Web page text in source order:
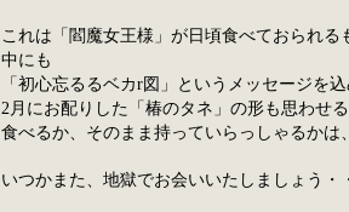
これは「閻魔女王様」が日頃食べておられ
中にも
「初心忘るるベカr図」というメッセージを
2月にお配りした「椿のタネ」の形も思わせ
食べるか、そのまま持っていらっしゃるかは
いつかまた、地獄でお会いいたしましょう・